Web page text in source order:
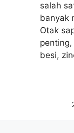
salah
banyak
Otak
besi,